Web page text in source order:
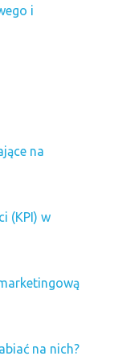
i
na
(KPI) w
na nich?